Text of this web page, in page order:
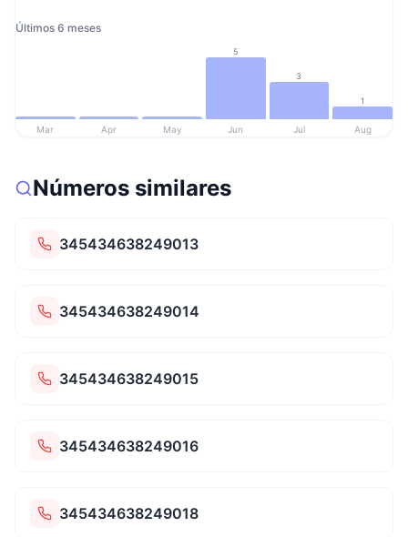
Últimos 6 meses
5
3
1
Mar Apr May Jun Jul Aug
Números similares
345434638249013
345434638249014
345434638249015
345434638249016
345434638249018